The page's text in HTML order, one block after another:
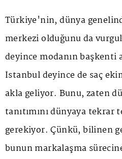
Türkiye'nin, dünya
merkezi olduğunu da
deyince modanın başkenti
İstanbul deyince de saç
akla geliyor. Bunu, zaten
tanıtımını dünyaya tekrar
gerekiyor. Çünkü, bilinen
bunun markalaşma